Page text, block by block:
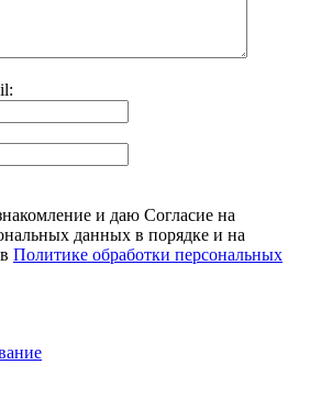
и даю Согласие на
данных в порядке и на
Политике обработки персональных